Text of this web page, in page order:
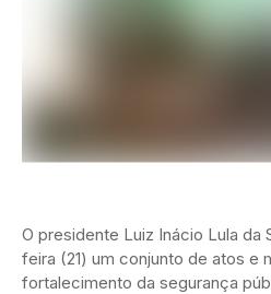
O presidente Luiz Inácio Lula da
feira (21) um conjunto de atos e
fortalecimento da segurança